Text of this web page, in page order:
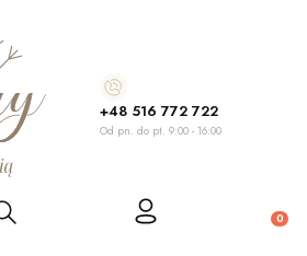
+48 516 772 722
Od pn. do pt. 9:00 - 16:00
Otwórz wyszukiwarkę